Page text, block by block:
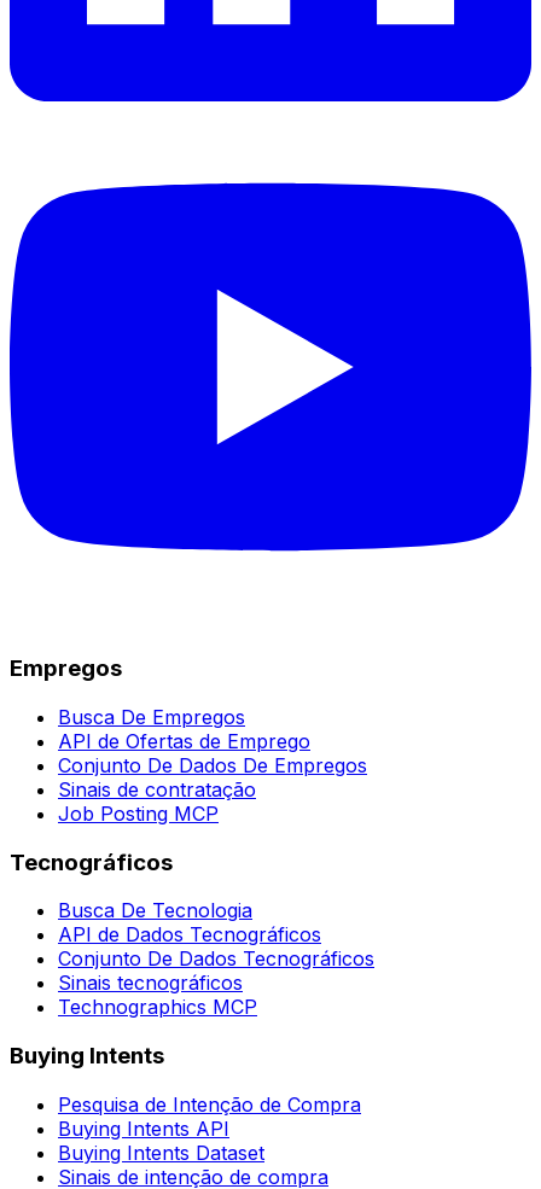
Empregos
Busca De Empregos
API de Ofertas de Emprego
Conjunto De Dados De Empregos
Sinais de contratação
Job Posting MCP
Tecnográficos
Busca De Tecnologia
API de Dados Tecnográficos
Conjunto De Dados Tecnográficos
Sinais tecnográficos
Technographics MCP
Buying Intents
Pesquisa de Intenção de Compra
Buying Intents API
Buying Intents Dataset
Sinais de intenção de compra